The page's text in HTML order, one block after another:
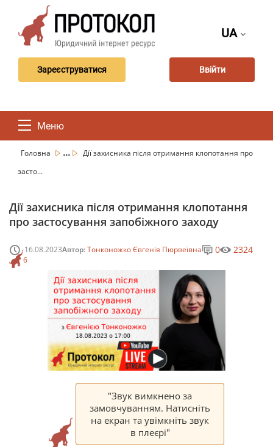
UA
Зареєструватися Ввійти
Меню
Головна ...
Дії захисника після отримання клопотання про
засто...
Дії захисника після отримання клопотання
про застосування запобіжного заходу
16.08.2023Автор:Тонконожко Євгенія Пюрвеївна
6
0 2324
"Звук вимкнено за
замовчуванням. Натисніть
на екран та увімкніть звук
в плеєрі"